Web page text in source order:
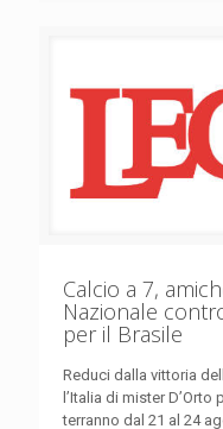
Calcio a 7,
Nazionale
per il Brasile
Reduci dalla vittoria
l’Italia di mister
terranno dal 21 al 24